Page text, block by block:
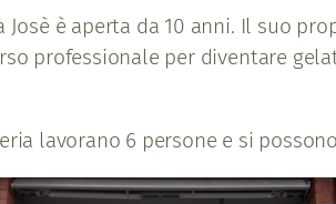
Josè è aperta da 10 anni. Il suo
professionale per diventare
lavorano 6 persone e si